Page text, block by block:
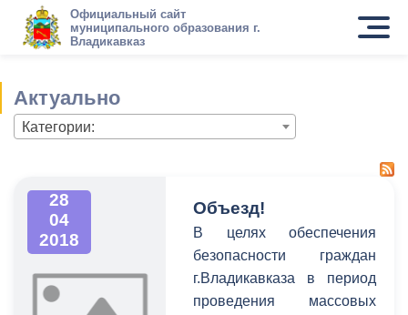
Официальный сайт
муниципального образования г.
Владикавказ
Актуально
Категории:
28
04
2018
Объезд!
В целях обеспечения
безопасности граждан
г.Владикавказа в период
проведения массовых